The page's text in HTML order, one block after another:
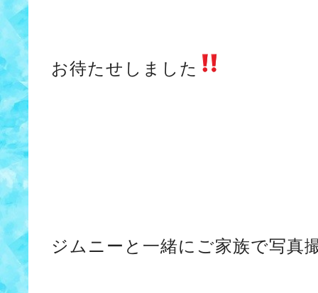
お待たせしました
ジムニーと一緒にご家族で写真